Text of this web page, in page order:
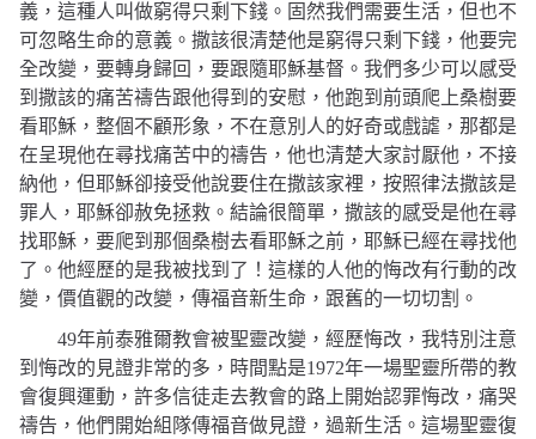
義，這種人叫做窮得只剩下錢。固然我們需要生活，但也不
可忽略生命的意義。撒該很清楚他是窮得只剩下錢，他要完
全改變，要轉身歸回，要跟隨耶穌基督。我們多少可以感受
到撒該的痛苦禱告跟他得到的安慰，他跑到前頭爬上桑樹要
看耶穌，整個不顧形象，不在意別人的好奇或戲謔，那都是
在呈現他在尋找痛苦中的禱告，他也清楚大家討厭他，不接
納他，但耶穌卻接受他說要住在撒該家裡，按照律法撒該是
罪人，耶穌卻赦免拯救。結論很簡單，撒該的感受是他在尋
找耶穌，要爬到那個桑樹去看耶穌之前，耶穌已經在尋找他
了。他經歷的是我被找到了！這樣的人他的悔改有行動的改
變，價值觀的改變，傳福音新生命，跟舊的一切切割。
49年前泰雅爾教會被聖靈改變，經歷悔改，我特別注意
到悔改的見證非常的多，時間點是1972年一場聖靈所帶的教
會復興運動，許多信徒走去教會的路上開始認罪悔改，痛哭
禱告，他們開始組隊傳福音做見證，過新生活。這場聖靈復